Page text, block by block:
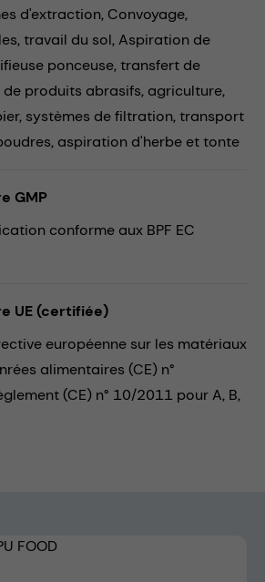
d'extraction, Convoyage,
travail du sol,Aspiration de
ponceuse,transfert de
produits abrasifs, agriculture,
systèmes de filtration,transport
aspiration d'herbe et tonte
GMP
conforme aux BPF EC
UE (certifiée)
européenne sur les matériaux
alimentaires (CE) n°
(CE) n° 10/2011 pour A, B,